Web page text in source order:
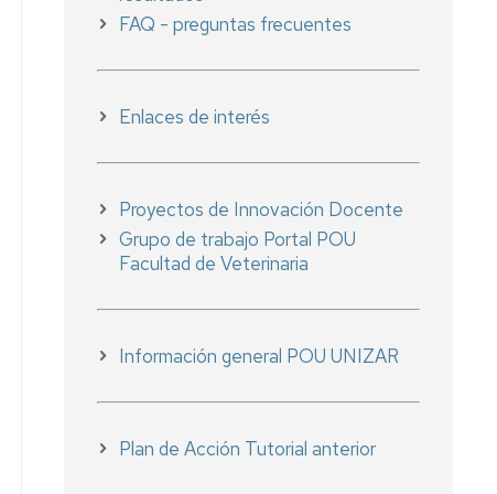
FAQ - preguntas frecuentes
Enlaces de interés
Proyectos de Innovación Docente
Grupo de trabajo Portal POU
Facultad de Veterinaria
Información general POU UNIZAR
Plan de Acción Tutorial anterior